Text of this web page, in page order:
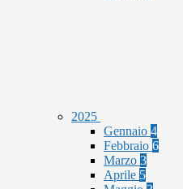
2025
Gennaio 4
Febbraio 6
Marzo 3
Aprile 5